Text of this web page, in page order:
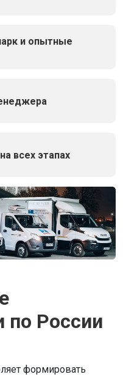
и опытные
всех этапах
по России
формировать